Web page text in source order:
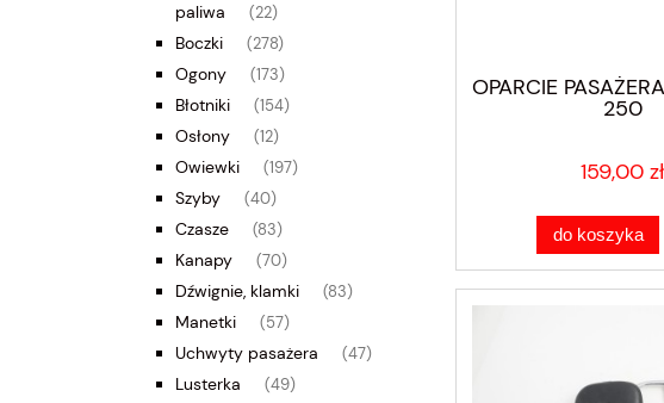
paliwa
(22)
Boczki (278)
Ogony (173)
Błotniki (154)
Osłony (12)
Owiewki (197)
Szyby (40)
Czasze (83)
Kanapy (70)
Dźwignie, klamki (83)
Manetki (57)
Uchwyty pasażera (47)
Lusterka (49)
OPARCIE
250
159,00 zł
do koszyka